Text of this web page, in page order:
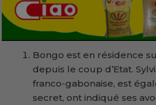
Bongo est en résidence
depuis le coup d’Etat.
franco-gabonaise, est
secret, ont indiqué ses